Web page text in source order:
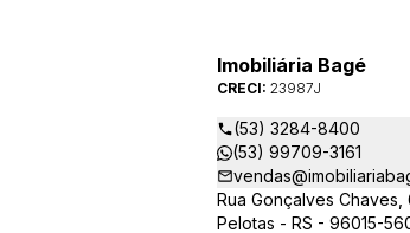
Imobiliária Bagé
CRECI: 23987J
(53) 3284-8400
(53) 99709-3161
Rua Gonçalves Chaves,
Pelotas - RS - 96015-